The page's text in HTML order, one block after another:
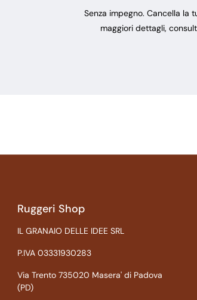
Senza impegno. Cancella la
maggiori dettagli,
Ruggeri Shop
IL GRANAIO DELLE IDEE SRL
P.IVA 03331930283
Via Trento 735020 Masera' di Padova
(PD)